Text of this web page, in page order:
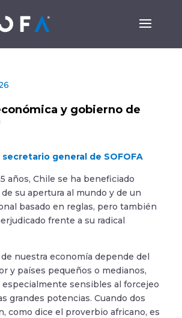
y gobierno de
secretario general de SOFOFA
años, Chile se ha beneficiado
su apertura al mundo y de un
basado en reglas, pero también
frente a su radical
nuestra economía depende del
y países pequeños o medianos,
especialmente sensibles al forcejeo
grandes potencias. Cuando dos
como dice el proverbio africano, es